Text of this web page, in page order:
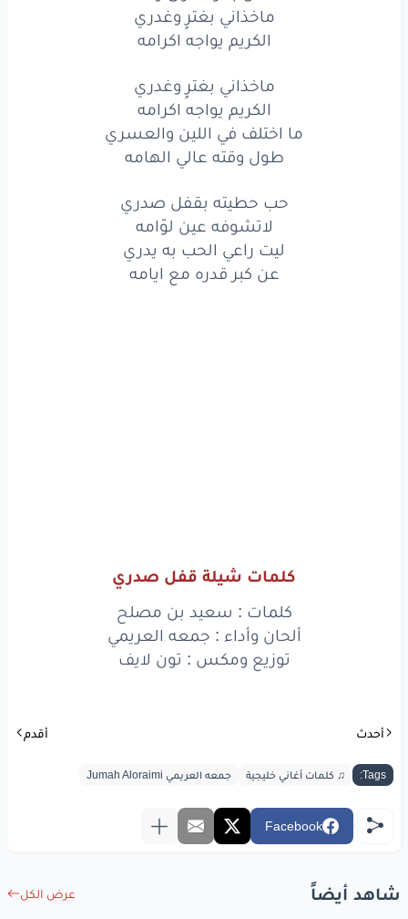
ماخذاني بغترٍوغدري
يواجه
ما اختلففي اللينوالعسري
طولوقتهعاليالهامه
لاتشوفه عينلوّامه
ليتراعيالحببهيدري
ماخذاني بغترٍ وغدري
الكريم يواجه اكرامه
ماخذاني بغترٍ وغدري
الكريم يواجه اكرامه
ما اختلف في اللين والعسري
طول وقته عالي الهامه
حب حطيته بقفل صدري
لاتشوفه عين لوّامه
ليت راعي الحب به يدري
عن كبر قدره مع ايامه
كلمات شيلة قفل صدري
كلمات : سعيد بن مصلح
ألحان وأداء : جمعه العريمي
توزيع ومكس : تون لايف
أحدث أقدم
Tags: ♫ كلمات أغاني خليجية جمعه العريمي Jumah Aloraimi
Facebook
شاهد أيضاً عرض الكل